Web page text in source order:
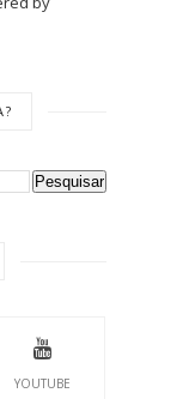
YOUTUBE